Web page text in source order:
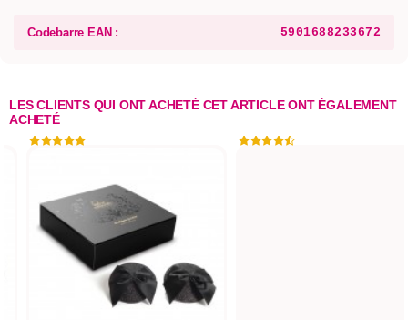
Codebarre EAN : 5901688233672
LES CLIENTS QUI ONT ACHETÉ CET ARTICLE ONT ÉGALEMENT
ACHETÉ